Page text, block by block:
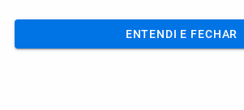
ENTENDI E FECHAR